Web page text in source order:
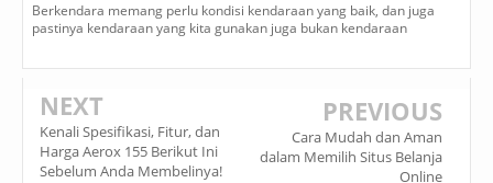
Berkendara memang perlu kondisi kendaraan yang baik, dan juga
pastinya kendaraan yang kita gunakan juga bukan kendaraan
NEXT
Kenali Spesifikasi, Fitur, dan
Harga Aerox 155 Berikut Ini
Sebelum Anda Membelinya!
PREVIOUS
Cara Mudah dan Aman
dalam Memilih Situs Belanja
Online